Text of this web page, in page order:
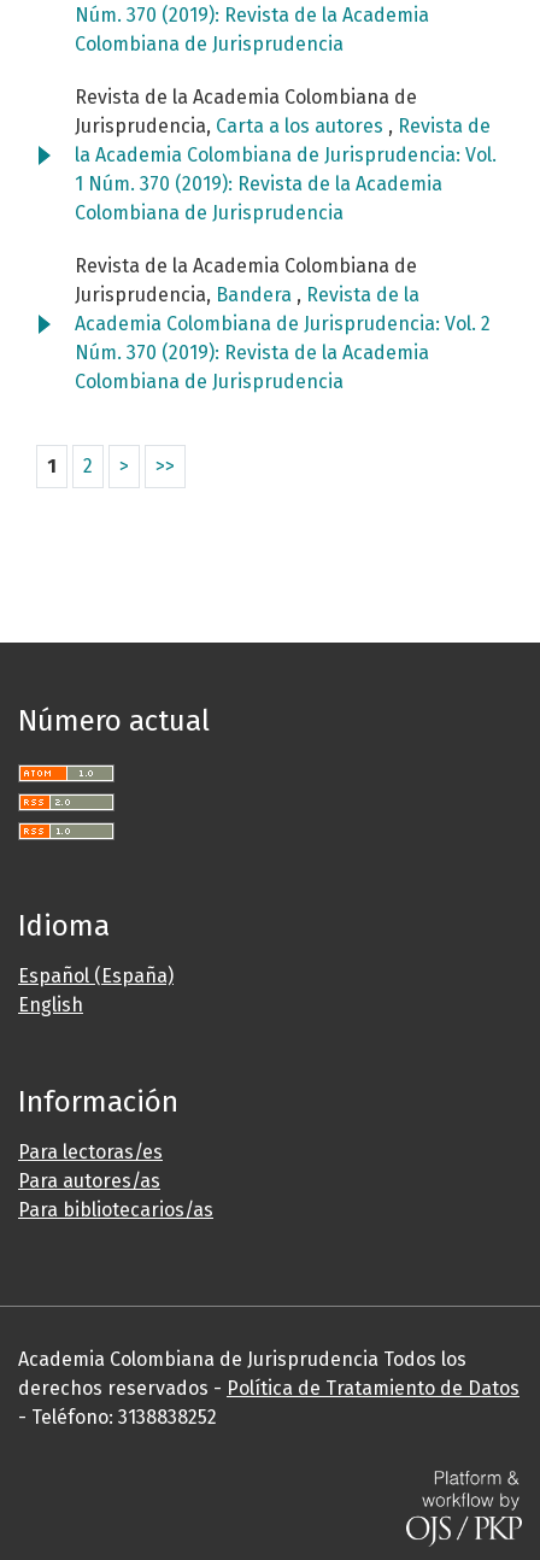
Núm. 370 (2019): Revista de la Academia
Colombiana de Jurisprudencia
Revista de la Academia Colombiana de
Jurisprudencia, Carta a los autores , Revista de
la Academia Colombiana de Jurisprudencia: Vol.
1 Núm. 370 (2019): Revista de la Academia
Colombiana de Jurisprudencia
Revista de la Academia Colombiana de
Jurisprudencia, Bandera , Revista de la
Academia Colombiana de Jurisprudencia: Vol. 2
Núm. 370 (2019): Revista de la Academia
Colombiana de Jurisprudencia
1 2 > >>
Número actual
Idioma
Español (España)
English
Información
Para lectoras/es
Para autores/as
Para bibliotecarios/as
Academia Colombiana de Jurisprudencia Todos los
derechos reservados - Política de Tratamiento de Datos
- Teléfono: 3138838252